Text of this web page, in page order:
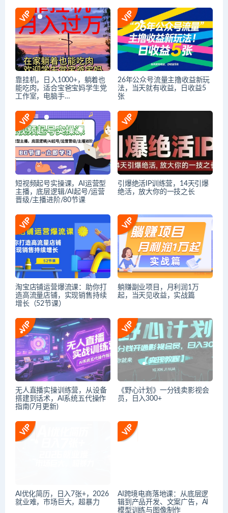
靠挂机，日入1000+，躺着也
能吃肉，适合宝爸宝妈学生党
工作室，电脑手…
26年公众号流量主撸收益新玩
法，当天就有收益，日收益5
张
短视频起号实操课，AI运营型
主播，底层逻辑/AI起号/运营
晋级/主播进阶/80节课
引爆绝活IP训练营，14天引爆
绝活，放大你的一技之长
淘宝店铺运营爆流课：助你打
造高流量店铺，实现销售持续
增长（52节课）
躺赚副业项目，月利润1万
起，当天见收益，实战篇
无人直播实操训练营，从设备
搭建到话术，AI系统五代操作
指南(7月更新)
《野心计划》一分钱卖影视会
员，日入300+
AI优化简历，日入7张+，2026
就业难，市场巨大，超暴力
AI跨境电商落地课：从底层逻
辑到产品开发、文案广告，AI
模型训练与图像制作